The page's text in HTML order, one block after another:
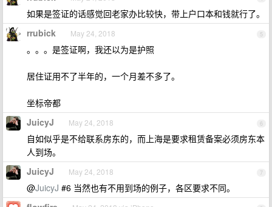
如果是签证的话感觉回老家办比较快，带上户口本和钱就行了。
5
rrubick May 24, 2018
。。。是签证啊，我还以为是护照
居住证用不了半年的，一个月差不多了。
坐标帝都
6
JuicyJ May 24, 2018
自如似乎是不给联系房东的，而上海是要求租赁备案必须房东本
人到场。
7
JuicyJ May 24, 2018
@JuicyJ #6 当然也有不用到场的例子，各区要求不同。